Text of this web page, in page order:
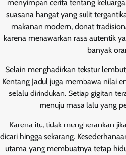
menyimpan cerita tentang
suasana hangat yang sulit
makanan modern, donat
karena menawarkan rasa autentik
banyak
Selain menghadirkan tekstur
Kentang Jadul juga membawa nilai
selalu dirindukan. Setiap gigitan
menuju masa lalu yang
Karena itu, tidak mengherankan
dicari hingga sekarang.
utama yang membuatnya tetap